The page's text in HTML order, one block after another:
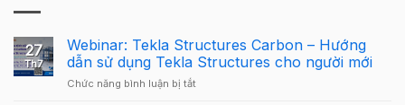
27
Th7
Webinar: Tekla Structures Carbon – Hướng
dẫn sử dụng Tekla Structures cho người mới
Chức năng bình luận bị tắtở